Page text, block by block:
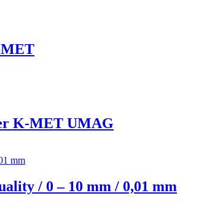
MET
K-MET UMAG
/ 0 – 10 mm / 0,01 mm